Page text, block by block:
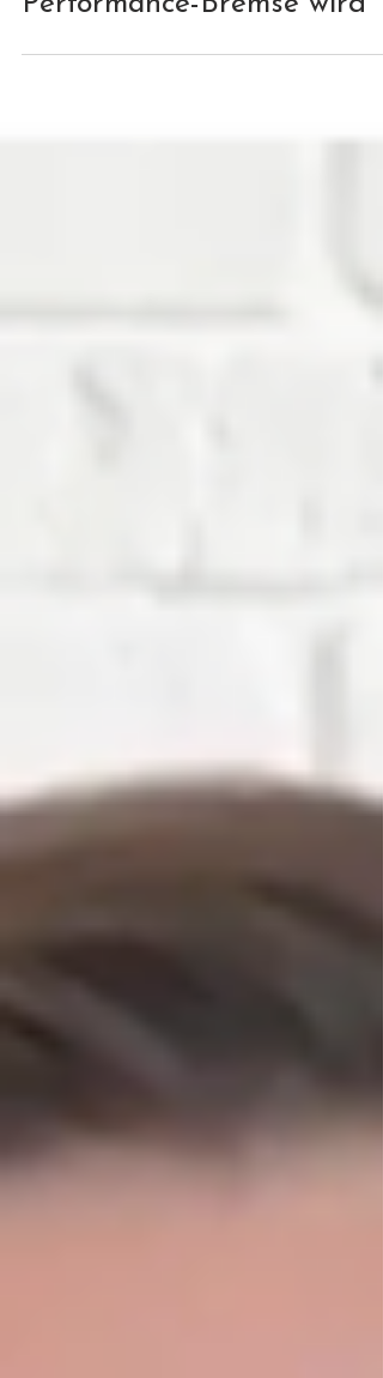
die Obstkorb-Illusion zur
Performance-Bremse wird